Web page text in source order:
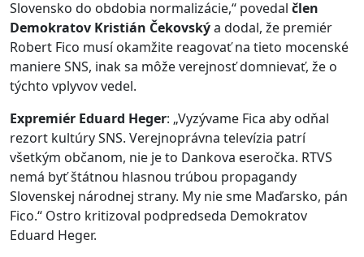
Slovensko do obdobia normalizácie,“ povedal člen
Demokratov Kristián Čekovskýa dodal, že premiér
Robert Fico musí okamžite reagovať na tieto mocenské
maniere SNS, inak sa môže verejnosť domnievať, že o
týchto vplyvov vedel.
Expremiér Eduard Heger: „Vyzývame Fica aby odňal
rezort kultúry SNS. Verejnoprávna televízia patrí
všetkým občanom, nie je to Dankova eseročka. RTVS
nemá byť štátnou hlasnou trúbou propagandy
Slovenskej národnej strany. My nie sme Maďarsko, pán
Fico.“ Ostro kritizoval podpredseda Demokratov
Eduard Heger.